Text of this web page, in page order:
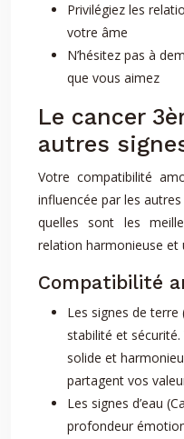
Privilégiez les
votre âme
N’hésitez pas à
que vous aimez
Le cancer
autres
Votre compatibilité
influencée par les
quelles sont les
relation harmonieuse et
Compatibilité
Les signes de terre
stabilité et
solide et
partagent vos
Les signes d’eau
profondeur